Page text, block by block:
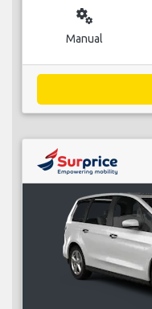
miscellaneous_services
Manual